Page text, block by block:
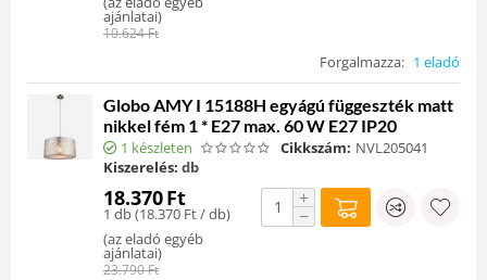
ajánlatai)
10.624Ft
Forgalmazza: 1 eladó
Globo AMY I 15188H egyágú függeszték matt
nikkel fém 1 * E27 max. 60 W E27 IP20
1 készleten Cikkszám: NVL205041
Kiszerelés: db
18.370Ft
1 db (18.370 Ft/ db)
(az eladó egyéb
ajánlatai)
23.790Ft
+
−